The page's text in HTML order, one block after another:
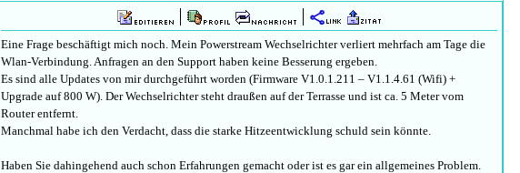
Eine Frage beschäftigt mich noch. Mein Powerstream Wechselrichter verliert mehrfach am Tage die
Wlan-Verbindung. Anfragen an den Support haben keine Besserung ergeben.
Es sind alle Updates von mir durchgeführt worden (Firmware V1.0.1.211 – V1.1.4.61 (Wifi) +
Upgrade auf 800 W). Der Wechselrichter steht draußen auf der Terrasse und ist ca. 5 Meter vom
Router entfernt.
Manchmal habe ich den Verdacht, dass die starke Hitzeentwicklung schuld sein könnte.
Haben Sie dahingehend auch schon Erfahrungen gemacht oder ist es gar ein allgemeines Problem.